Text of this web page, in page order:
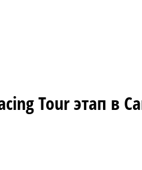
Tour этап в